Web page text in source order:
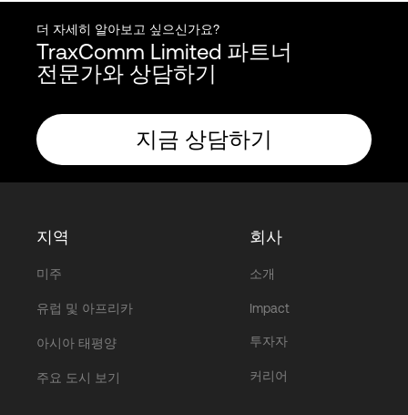
더 자세히 알아보고 싶으신가요?
TraxComm Limited 파트너
전문가와 상담하기
지금 상담하기
지역
미주
유럽 및 아프리카
아시아 태평양
주요 도시 보기
회사
소개
Impact
투자자
커리어